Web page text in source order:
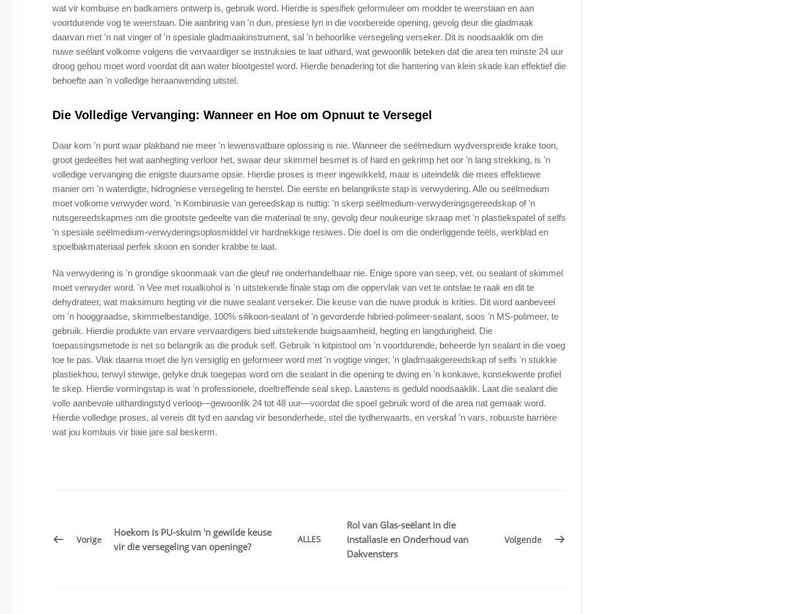
wat vir kombuise en badkamers ontwerp is, gebruik word. Hierdie is spesifiek geformuleer om modder te weerstaan en aan
voortdurende vog te weerstaan. Die aanbring van 'n dun, presiese lyn in die voorbereide opening, gevolg deur die gladmaak
daarvan met 'n nat vinger of 'n spesiale gladmaakinstrument, sal 'n behoorlike versegeling verseker. Dit is noodsaaklik om die
nuwe seëlant volkome volgens die vervaardiger se instruksies te laat uithard, wat gewoonlik beteken dat die area ten minste 24 uur
droog gehou moet word voordat dit aan water blootgestel word. Hierdie benadering tot die hantering van klein skade kan effektief die
behoefte aan 'n volledige heraanwending uitstel.
Die Volledige Vervanging: Wanneer en Hoe om Opnuut te Versegel
Daar kom 'n punt waar plakband nie meer 'n lewensvatbare oplossing is nie. Wanneer die seëlmedium wydverspreide krake toon,
groot gedeeltes het wat aanhegting verloor het, swaar deur skimmel besmet is of hard en gekrimp het oor 'n lang strekking, is 'n
volledige vervanging die enigste duursame opsie. Hierdie proses is meer ingewikkeld, maar is uiteindelik die mees effektiewe
manier om 'n waterdigte, hidrogniese versegeling te herstel. Die eerste en belangrikste stap is verwydering. Alle ou seëlmedium
moet volkome verwyder word. 'n Kombinasie van gereedskap is nuttig: 'n skerp seëlmedium-verwyderingsgereedskap of 'n
nutsgereedskapmes om die grootste gedeelte van die materiaal te sny, gevolg deur noukeurige skraap met 'n plastiekspatel of selfs
'n spesiale seëlmedium-verwyderingsoplosmiddel vir hardnekkige resiwes. Die doel is om die onderliggende teëls, werkblad en
spoelbakmateriaal perfek skoon en sonder krabbe te laat.
Na verwydering is 'n grondige skoonmaak van die gleuf nie onderhandelbaar nie. Enige spore van seep, vet, ou sealant of skimmel
moet verwyder word. 'n Vee met roualkohol is 'n uitstekende finale stap om die oppervlak van vet te ontslae te raak en dit te
dehydrateer, wat maksimum hegting vir die nuwe sealant verseker. Die keuse van die nuwe produk is krities. Dit word aanbeveel
om 'n hooggraadse, skimmelbestandige, 100% silikoon-sealant of 'n gevorderde hibried-polimeer-sealant, soos 'n MS-polimeer, te
gebruik. Hierdie produkte van ervare vervaardigers bied uitstekende buigsaamheid, hegting en langdurigheid. Die
toepassingsmetode is net so belangrik as die produk self. Gebruik 'n kitpistool om 'n voortdurende, beheerde lyn sealant in die voeg
toe te pas. Vlak daarna moet die lyn versigtig en geformeer word met 'n vogtige vinger, 'n gladmaakgereedskap of selfs 'n stukkie
plastiekhou, terwyl stewige, gelyke druk toegepas word om die sealant in die opening te dwing en 'n konkawe, konsekwente profiel
te skep. Hierdie vormingstap is wat 'n professionele, doeltreffende seal skep. Laastens is geduld noodsaaklik. Laat die sealant die
volle aanbevole uithardingstyd verloop—gewoonlik 24 tot 48 uur—voordat die spoel gebruik word of die area nat gemaak word.
Hierdie volledige proses, al vereis dit tyd en aandag vir besonderhede, stel die tydherwaarts, en verskaf 'n vars, robuuste barrière
wat jou kombuis vir baie jare sal beskerm.
Vorige
Hoekom is PU-skuim 'n gewilde keuse
vir die versegeling van openinge?
ALLES
Rol van Glas-seëlant in die
Installasie en Onderhoud van
Dakvensters
Volgende